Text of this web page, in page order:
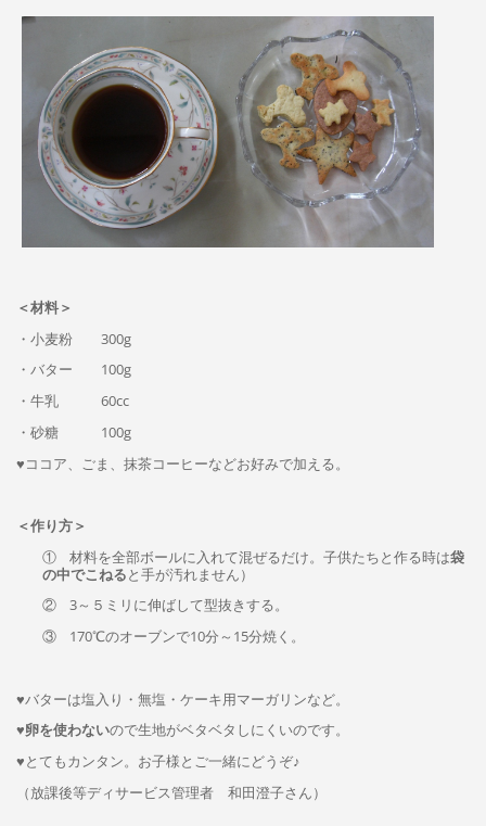
＜材料＞
・小麦粉 300g
・バター 100g
・牛乳 60cc
・砂糖 100g
♥ココア、ごま、抹茶コーヒーなどお好みで加える。
＜作り方＞
① 材料を全部ボールに入れて混ぜるだけ。子供たちと作る時は袋
の中でこねると手が汚れません）
② 3～５ミリに伸ばして型抜きする。
③ 170℃のオーブンで10分～15分焼く。
♥バターは塩入り・無塩・ケーキ用マーガリンなど。
♥卵を使わないので生地がベタベタしにくいのです。
♥とてもカンタン。お子様とご一緒にどうぞ♪
（放課後等ディサービス管理者 和田澄子さん）